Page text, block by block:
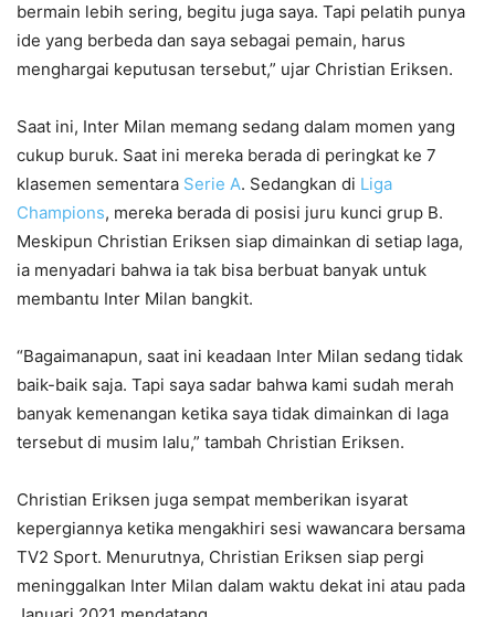
bermain lebih sering, begitu juga saya. Tapi pelatih punya
ide yang berbeda dan saya sebagai pemain, harus
menghargai keputusan tersebut,” ujar Christian Eriksen.
Saat ini, Inter Milan memang sedang dalam momen yang
cukup buruk. Saat ini mereka berada di peringkat ke 7
klasemen sementara Serie A. Sedangkan di Liga
Champions, mereka berada di posisi juru kunci grup B.
Meskipun Christian Eriksen siap dimainkan di setiap laga,
ia menyadari bahwa ia tak bisa berbuat banyak untuk
membantu Inter Milan bangkit.
“Bagaimanapun, saat ini keadaan Inter Milan sedang tidak
baik-baik saja. Tapi saya sadar bahwa kami sudah merah
banyak kemenangan ketika saya tidak dimainkan di laga
tersebut di musim lalu,” tambah Christian Eriksen.
Christian Eriksen juga sempat memberikan isyarat
kepergiannya ketika mengakhiri sesi wawancara bersama
TV2 Sport. Menurutnya, Christian Eriksen siap pergi
meninggalkan Inter Milan dalam waktu dekat ini atau pada